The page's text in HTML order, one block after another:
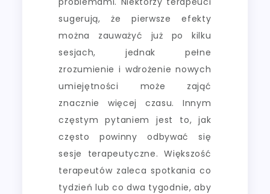
sugerują, że pierwsze efekty
można zauważyć już po kilku
sesjach, jednak pełne
zrozumienie i wdrożenie nowych
umiejętności może zająć
znacznie więcej czasu. Innym
częstym pytaniem jest to, jak
często powinny odbywać się
sesje terapeutyczne. Większość
terapeutów zaleca spotkania co
tydzień lub co dwa tygodnie, aby